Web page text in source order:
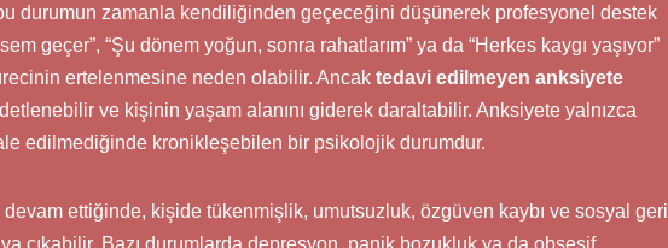
durumun zamanla kendiliğinden geçeceğini düşünerek profesyonel destek
geçer”, “Şu dönem yoğun, sonra rahatlarım” ya da “Herkes kaygı yaşıyor”
ertelenmesine neden olabilir. Ancak tedavi edilmeyen anksiyete
ve kişinin yaşam alanını giderek daraltabilir. Anksiyete yalnızca
edilmediğinde kronikleşebilen bir psikolojik durumdur.
ettiğinde, kişide tükenmişlik, umutsuzluk, özgüven kaybı ve sosyal geri
çıkabilir. Bazı durumlarda depresyon, panik bozukluk ya da obsesif